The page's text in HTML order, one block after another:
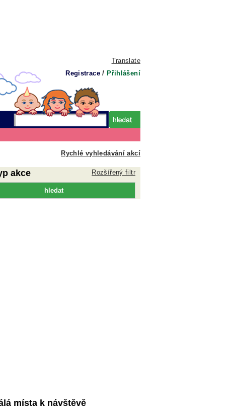
Translate
Registrace / Přihlášení
Rychlé vyhledávání akcí
akce Rozšířený filtr
místa k návštěvě